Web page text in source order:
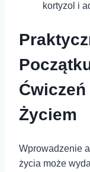
kortyzol i
Życiem
Wprowadzenie
życia może